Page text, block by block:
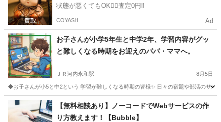
状態が悪くてもOK🙆‍♀️査定0円‼️
COYASH Ad
お子さんが小学5年生と中学2年、学習内容がグッ
と難しくなる時期をお迎えのパパ・ママへ。
ＪＲ河内永和駅 8月5日
◆お子さんが小5と中2という 学習が難しくなる時期の皆様✨ 日々の宿題や部活のサ
大阪 東大阪市 ＪＲ河内永和駅 ホームページ作成 Canva
【無料相談あり】ノーコードでWebサービスの作
り方教えます！【Bubble】